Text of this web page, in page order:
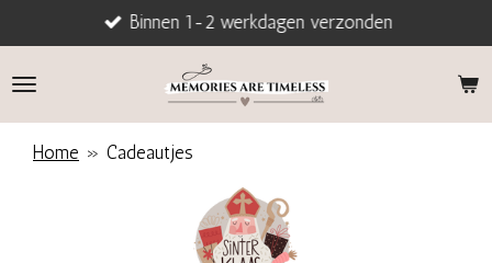
direct
naar
Binnen 1-2 werkdagen verzonden
Home » Cadeautjes